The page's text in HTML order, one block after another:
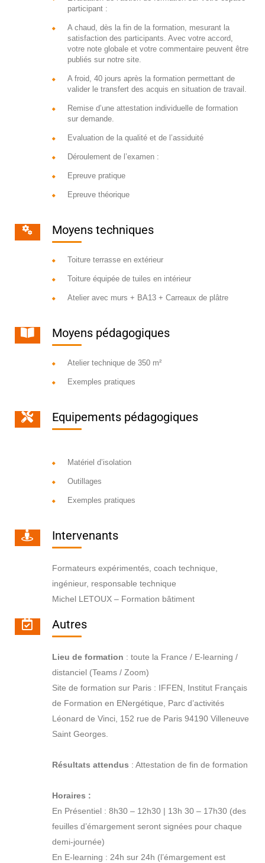
participant :
A chaud, dès la fin de la formation, mesurant la
satisfaction des participants. Avec votre accord,
votre note globale et votre commentaire peuvent être
publiés sur notre site.
A froid, 40 jours après la formation permettant de
valider le transfert des acquis en situation de travail.
Remise d’une attestation individuelle de formation
sur demande.
Evaluation de la qualité et de l’assiduité
Déroulement de l’examen :
Epreuve pratique
Epreuve théorique
Moyens techniques
Toiture terrasse en extérieur
Toiture équipée de tuiles en intérieur
Atelier avec murs + BA13 + Carreaux de plâtre
Moyens pédagogiques
Atelier technique de 350 m²
Exemples pratiques
Equipements pédagogiques
Matériel d’isolation
Outillages
Exemples pratiques
Intervenants
Formateurs expérimentés, coach technique,
ingénieur, responsable technique
Michel LETOUX – Formation bâtiment
Autres
Lieu de formation : toute la France / E-learning /
distanciel (Teams / Zoom)
Site de formation sur Paris : IFFEN, Institut Français
de Formation en ENergétique, Parc d’activités
Léonard de Vinci, 152 rue de Paris 94190 Villeneuve
Saint Georges.
Résultats attendus : Attestation de fin de formation
Horaires :
En Présentiel : 8h30 – 12h30 | 13h 30 – 17h30 (des
feuilles d’émargement seront signées pour chaque
demi-journée)
En E-learning : 24h sur 24h (l’émargement est